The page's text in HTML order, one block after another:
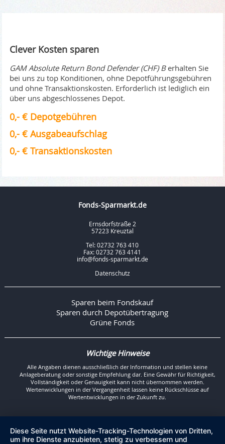
Clever Kosten sparen
GAM Absolute Return Bond Defender (CHF) Berhalten Sie
bei uns zu top Konditionen, ohne Depotführungsgebühren
und ohne Transaktionskosten. Erforderlich ist lediglich ein
über uns abgeschlossenes Depot.
0,- € Depotgebühren
0,- € Ausgabeaufschlag
0,- € Transaktionskosten
Fonds-Sparmarkt.de
Ernsdorfstraße 2
57223 Kreuztal
Tel: 02732 763 410
Fax: 02732 763 4141
info@fonds-sparmarkt.de
Datenschutz
Sparen beim Fondskauf
Sparen durch Depotübertragung
Grüne Fonds
Wichtige Hinweise
Alle Angaben dienen ausschließlich der Information und stellen keine
Anlageberatung oder sonstige Empfehlung dar. Eine Gewähr für Richtigkeit,
Vollständigkeit oder Genauigkeit kann nicht übernommen werden.
Wertenwicklungen in der Vergangenheit lassen keine Rückschlüsse auf
Wertentwicklungen in der Zukunft zu.
Diese Seite nutzt Website-Tracking-Technologien von Dritten,
um ihre Dienste anzubieten, stetig zu verbessern und